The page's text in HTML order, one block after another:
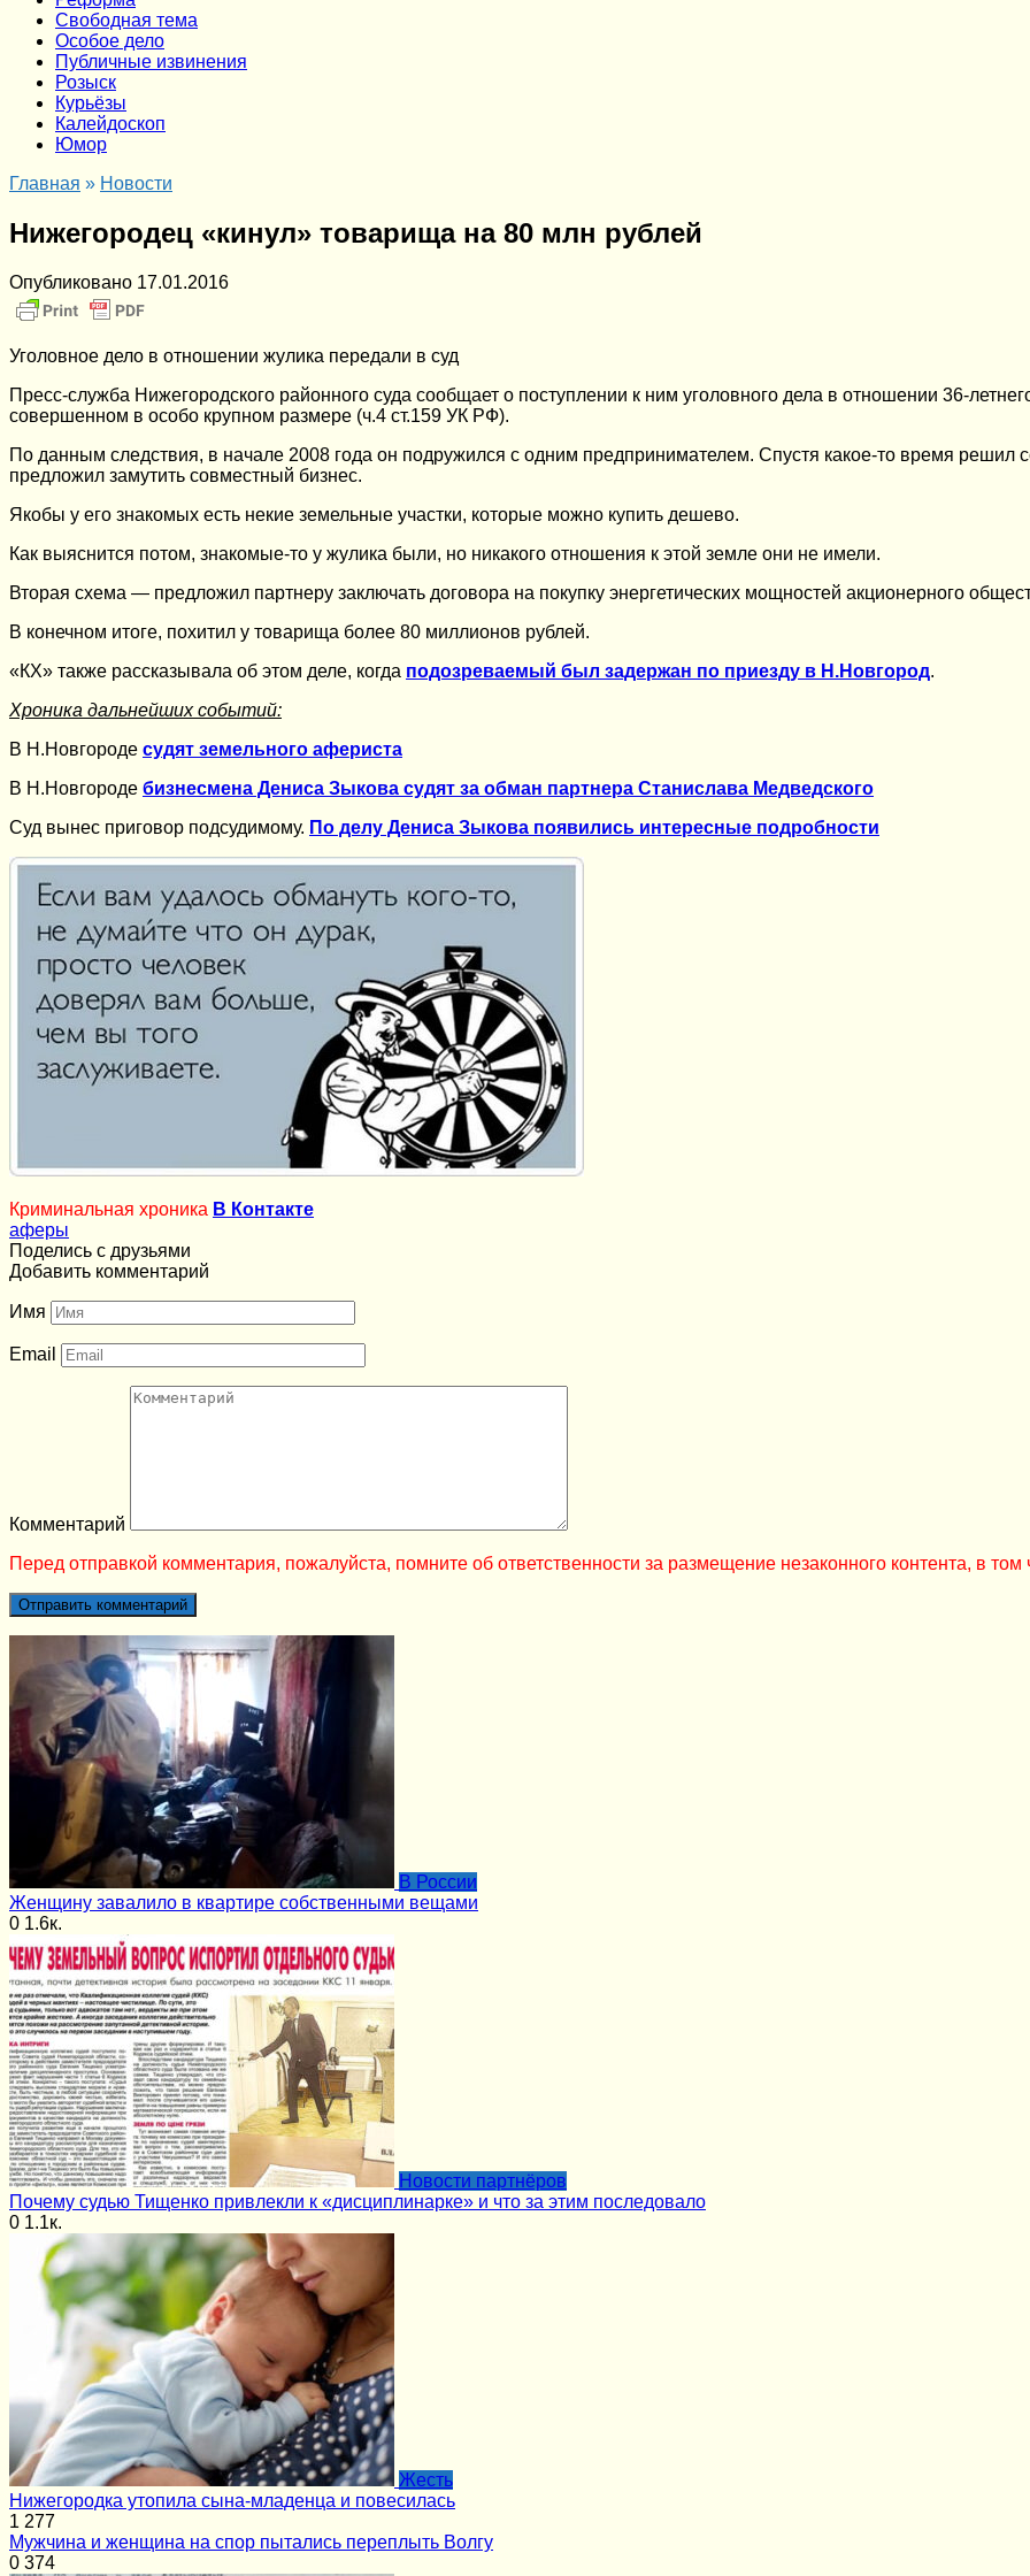
Cвободная тема
Особое дело
Публичные извинения
Розыск
Курьёзы
Калейдоскоп
Юмор
Главная » Новости
Нижегородец «кинул» товарища на 80 млн рублей
Опубликовано 17.01.2016
Уголовное дело в отношении жулика передали в суд
Пресс-служба Нижегородского районного суда сообщает о поступлении к ним уголовного дела в отношении 36-
совершенном в особо крупном размере (ч.4 ст.159 УК РФ).
По данным следствия, в начале 2008 года он подружился с одним предпринимателем. Спустя какое-то время решил
предложил замутить совместный бизнес.
Якобы у его знакомых есть некие земельные участки, которые можно купить дешево.
Как выяснится потом, знакомые-то у жулика были, но никакого отношения к этой земле они не имели.
Вторая схема — предложил партнеру заключать договора на покупку энергетических мощностей акционерного
В конечном итоге, похитил у товарища более 80 миллионов рублей.
«КХ» также рассказывала об этом деле, когда подозреваемый был задержан по приезду в Н.Новгород.
Хроника дальнейших событий:
В Н.Новгороде судят земельного афериста
В Н.Новгороде бизнесмена Дениса Зыкова судят за обман партнера Станислава Медведского
Суд вынес приговор подсудимому. По делу Дениса Зыкова появились интересные подробности
Криминальная хроника В Контакте
аферы
Поделись с друзьями
Добавить комментарий
Имя
Email
Комментарий
Перед отправкой комментария, пожалуйста, помните об ответственности за размещение незаконного контента, в том
В России
Женщину завалило в квартире собственными вещами
0 1.6к.
Новости партнёров
Почему судью Тищенко привлекли к «дисциплинарке» и что за этим последовало
0 1.1к.
Жесть
Нижегородка утопила сына-младенца и повесилась
1 277
Мужчина и женщина на спор пытались переплыть Волгу
0 374